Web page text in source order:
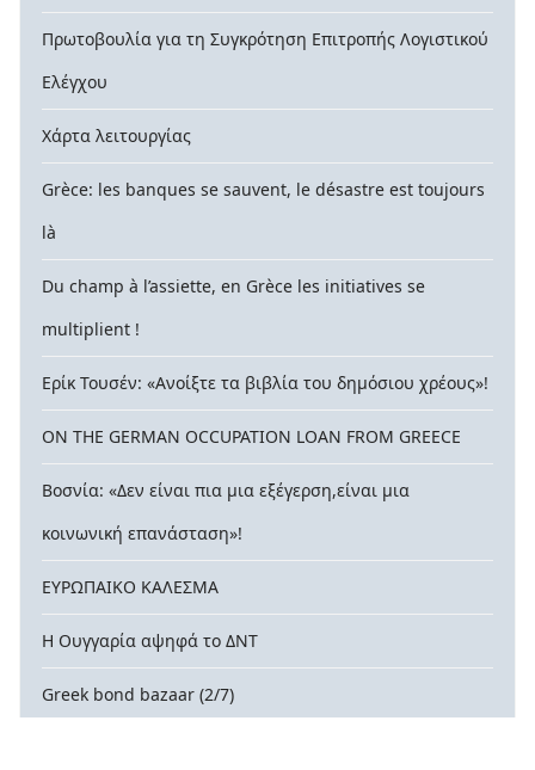
Πρωτοβουλία για τη Συγκρότηση Επιτροπής Λογιστικού
Ελέγχου
Χάρτα λειτουργίας
Grèce: les banques se sauvent, le désastre est toujours
là
Du champ à l’assiette, en Grèce les initiatives se
multiplient !
Ερίκ Τουσέν: «Ανοίξτε τα βιβλία του δημόσιου χρέους»!
ON THE GERMAN OCCUPATION LOAN FROM GREECE
Βοσνία: «Δεν είναι πια μια εξέγερση,είναι μια
κοινωνική επανάσταση»!
ΕΥΡΩΠΑΙΚΟ ΚΑΛΕΣΜΑ
Η Ουγγαρία αψηφά το ΔΝΤ
Greek bond bazaar (2/7)